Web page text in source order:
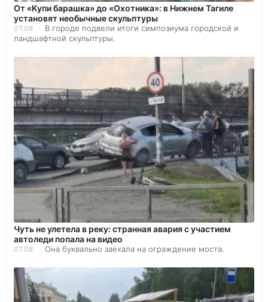
От «Купи барашка» до «Охотника»: в Нижнем Тагиле
установят необычные скульптуры
07.08
В городе подвели итоги симпозиума городской и
ландшафтной скульптуры.
Чуть не улетела в реку: странная авария с участием
автоледи попала на видео
07.08 Она буквально заехала на ограждение моста.